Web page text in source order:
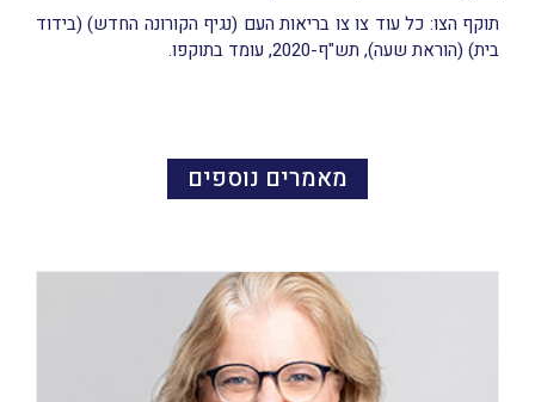
תוקף הצו: כל עוד צו צו בריאות העם (נגיף הקורונה החדש) (בידוד
בית) (הוראת שעה), תש"ף-2020, עומד בתוקפו.
מאמרים נוספים